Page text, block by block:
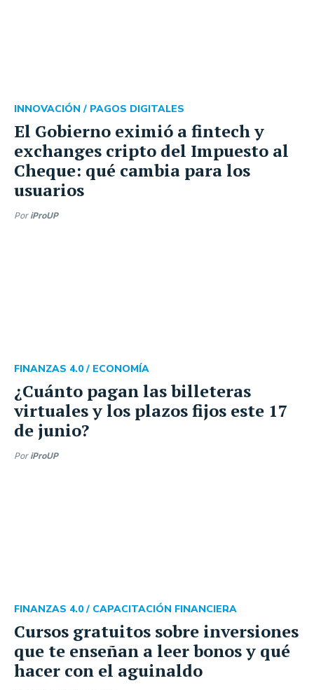
El Gobierno eximió a fintech y
exchanges cripto del Impuesto al
Cheque: qué cambia para los
usuarios
INNOVACIÓN / PAGOS DIGITALES
Por iProUP
¿Cuánto pagan las billeteras
virtuales y los plazos fijos este 17
de junio?
FINANZAS 4.0 / ECONOMÍA
Por iProUP
Cursos gratuitos sobre inversiones
que te enseñan a leer bonos y qué
hacer con el aguinaldo
FINANZAS 4.0 / CAPACITACIÓN FINANCIERA